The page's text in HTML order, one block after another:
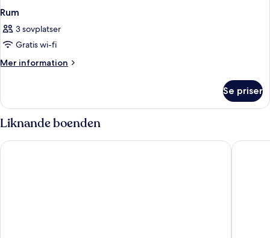
Rum
3 sovplatser
Gratis wi-fi
Mer information
Mer
Se priser
Liknande boenden
Ibis Budget Muenchen City Sued Ibis